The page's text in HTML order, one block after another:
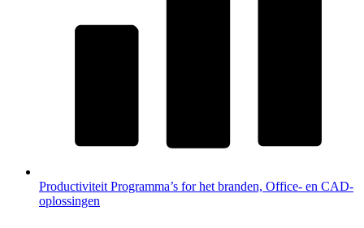
Productiviteit Programma’s for het branden, Office- en CAD-
oplossingen